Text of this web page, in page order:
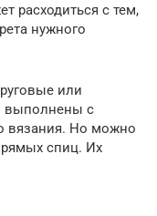
расходиться с тем,
нужного
или
выполнены с
вязания. Но можно
спиц. Их